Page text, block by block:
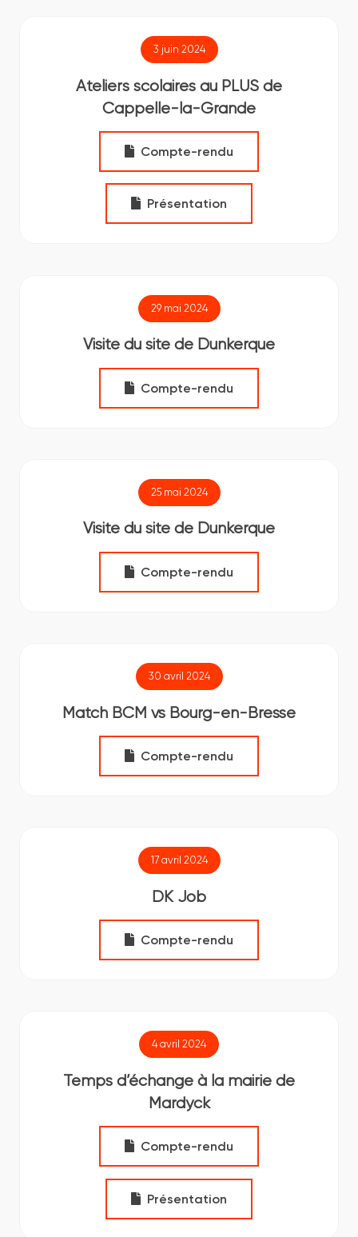
3 juin 2024
Ateliers scolaires au PLUS de
Cappelle-la-Grande
Compte-rendu
Présentation
29 mai 2024
Visite du site de Dunkerque
Compte-rendu
25 mai 2024
Visite du site de Dunkerque
Compte-rendu
30 avril 2024
Match BCM vs Bourg-en-Bresse
Compte-rendu
17 avril 2024
DK Job
Compte-rendu
4 avril 2024
Temps d’échange à la mairie de
Mardyck
Compte-rendu
Présentation